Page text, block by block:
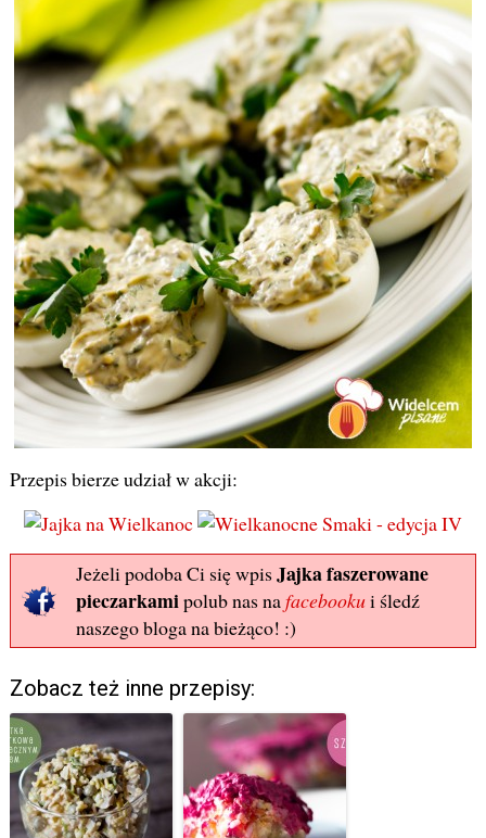
Przepis bierze udział w akcji:
Jeżeli podoba Ci się wpisJajka faszerowane
pieczarkamipolub nas nafacebookui śledź
naszego bloga na bieżąco! :)
Zobacz też inne przepisy: